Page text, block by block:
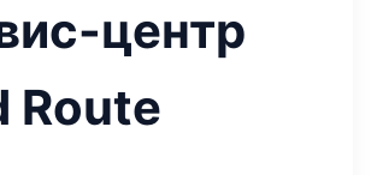
центр
Route